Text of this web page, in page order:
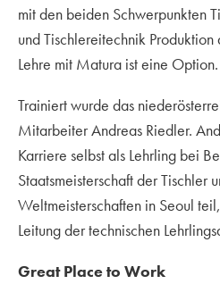
mit den beiden Schwerpunkten
und Tischlereitechnik
Lehre mit Matura ist eine Option.
Trainiert wurde das
Mitarbeiter Andreas Riedler.
Karriere selbst als Lehrling bei
Staatsmeisterschaft der Tischler
Weltmeisterschaften in Seoul
Leitung der technischen
Great Place to Work